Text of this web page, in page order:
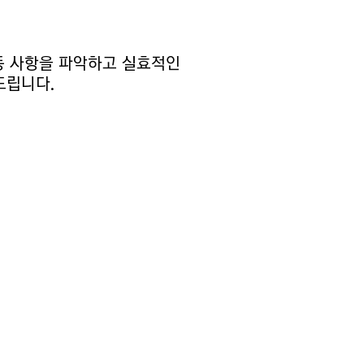
사항을 파악하고 실효적인
립니다.